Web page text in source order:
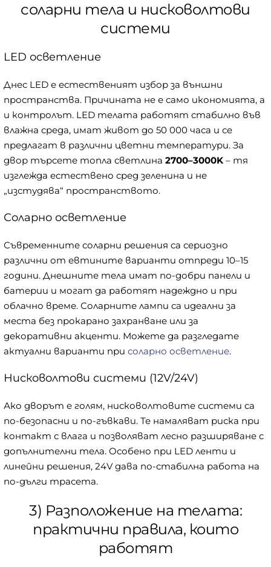
соларни тела и нисковолтови
системи
LED осветление
Днес LED е естественият избор за външни
пространства. Причината не е само икономията, а
и контролът. LED телата работят стабилно във
влажна среда, имат живот до 50 000 часа и се
предлагат в различни цветни температури. За
двор търсете топла светлина 2700–3000K – тя
изглежда естествено сред зеленина и не
„изстудява“ пространството.
Соларно осветление
Съвременните соларни решения са сериозно
различни от евтините варианти отпреди 10–15
години. Днешните тела имат по-добри панели и
батерии и могат да работят надеждно и при
облачно време. Соларните лампи са идеални за
места без прокарано захранване или за
декоративни акценти. Можете да разгледате
актуални варианти при соларно осветление.
Нисковолтови системи (12V/24V)
Ако дворът е голям, нисковолтовите системи са
по-безопасни и по-гъвкави. Те намаляват риска при
контакт с влага и позволяват лесно разширяване с
допълнителни тела. Особено при LED ленти и
линейни решения, 24V дава по-стабилна работа на
по-дълги трасета.
3) Разположение на телата:
практични правила, които
работят